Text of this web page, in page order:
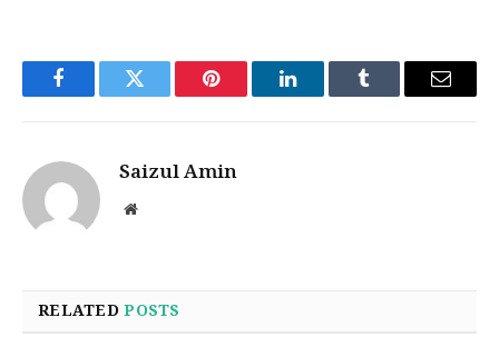
FacebookTwitter Pinterest LinkedInTumblr Email
Saizul Amin
Website
RELATEDPOSTS